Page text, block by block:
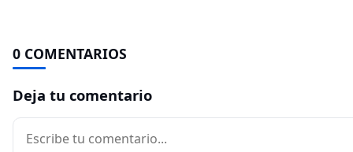
0 COMENTARIOS
Deja tu comentario
Comentario